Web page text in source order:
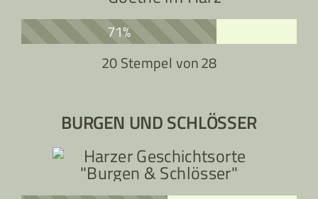
71%
20 Stempel von28
BURGEN UND SCHLÖSSER